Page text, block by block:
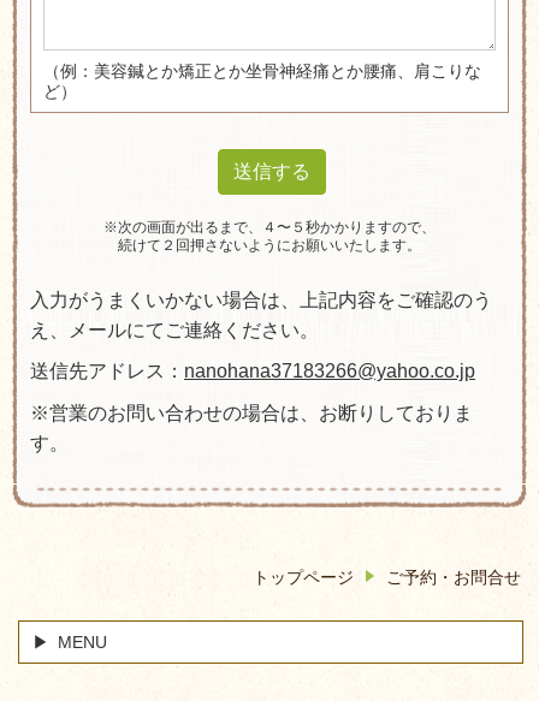
（例：美容鍼とか矯正とか坐骨神経痛とか腰痛、肩こりな
ど）
※次の画面が出るまで、４〜５秒かかりますので、
続けて２回押さないようにお願いいたします。
入力がうまくいかない場合は、上記内容をご確認のう
え、メールにてご連絡ください。
送信先アドレス： nanohana37183266@yahoo.co.jp
※営業のお問い合わせの場合は、お断りしておりま
す。
トップページ ご予約・お問合せ
MENU